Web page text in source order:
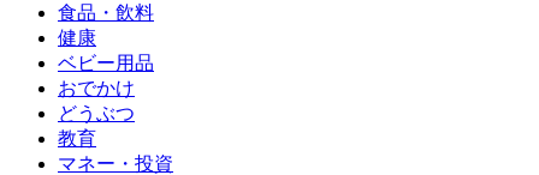
食品・飲料
健康
ベビー用品
おでかけ
どうぶつ
教育
マネー・投資